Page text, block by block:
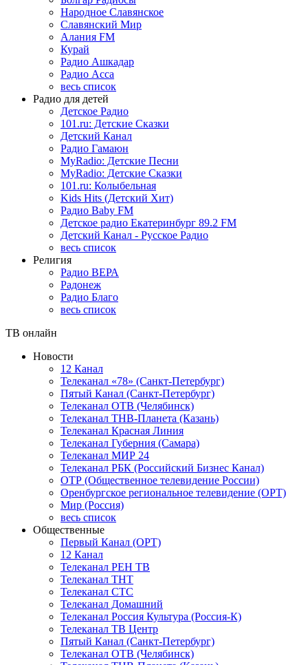
Народное Славянское
Славянский Мир
Алания FM
Курай
Радио Ашкадар
Радио Асса
весь список
Радио для детей
Детское Радио
101.ru: Детские Сказки
Детский Канал
Радио Гамаюн
MyRadio: Детские Песни
MyRadio: Детские Сказки
101.ru: Колыбельная
Kids Hits (Детский Хит)
Радио Baby FM
Детское радио Екатеринбург 89.2 FM
Детский Канал - Русское Радио
весь список
Религия
Радио ВЕРА
Радонеж
Радио Благо
весь список
ТВ онлайн
Новости
12 Канал
Телеканал «78» (Санкт-Петербург)
Пятый Канал (Санкт-Петербург)
Телеканал ОТВ (Челябинск)
Телеканал ТНВ-Планета (Казань)
Телеканал Красная Линия
Телеканал Губерния (Самара)
Телеканал МИР 24
Телеканал РБК (Российский Бизнес Канал)
ОТР (Общественное телевидение России)
Оренбургское региональное телевидение (ОРТ)
Мир (Россия)
весь список
Общественные
Первый Канал (ОРТ)
12 Канал
Телеканал РЕН ТВ
Телеканал ТНТ
Телеканал СТС
Телеканал Домашний
Телеканал Россия Культура (Россия-К)
Телеканал ТВ Центр
Пятый Канал (Санкт-Петербург)
Телеканал ОТВ (Челябинск)